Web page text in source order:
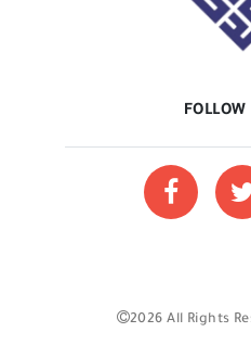
2026 All Rights